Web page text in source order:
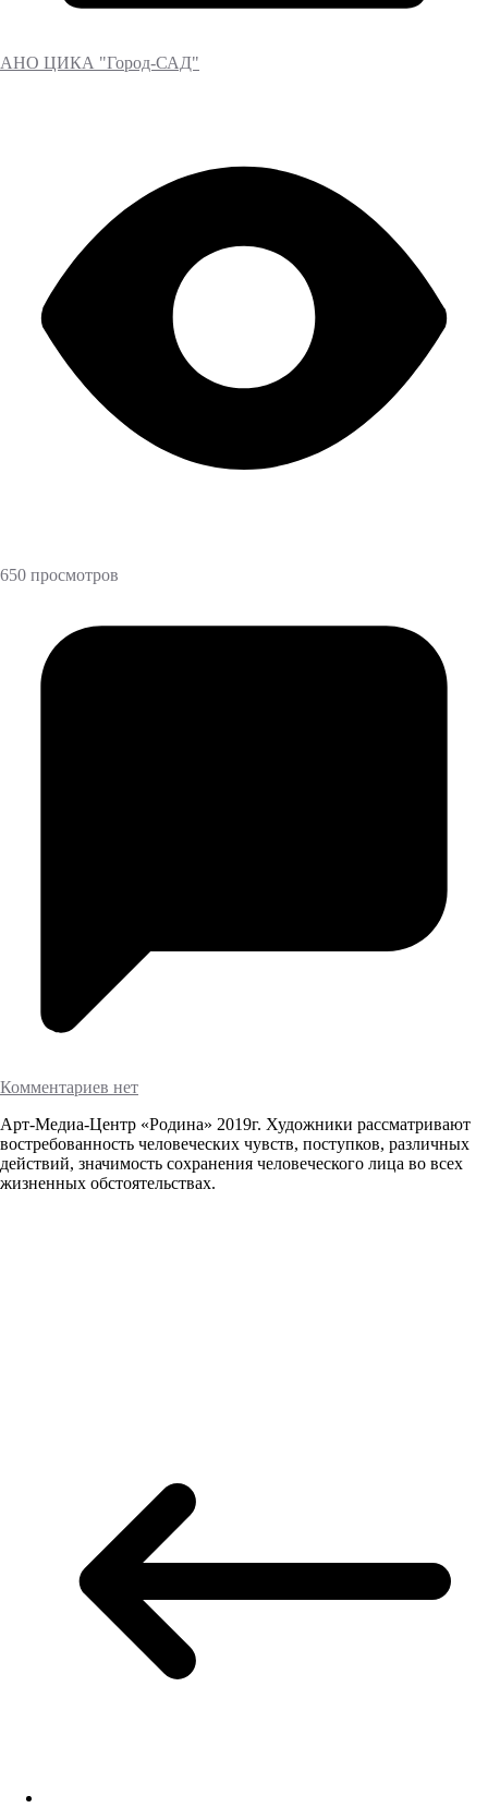
АНО ЦИКА "Город-САД"
650 просмотров
Комментариев нет
Арт-Медиа-Центр «Родина» 2019г. Художники рассматривают
востребованность человеческих чувств, поступков, различных
действий, значимость сохранения человеческого лица во всех
жизненных обстоятельствах.